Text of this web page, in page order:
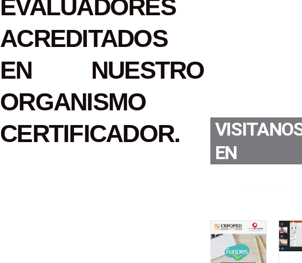
EVALUADORES
ACREDITADOS
EN NUESTRO
ORGANISMO
CERTIFICADOR.
EN